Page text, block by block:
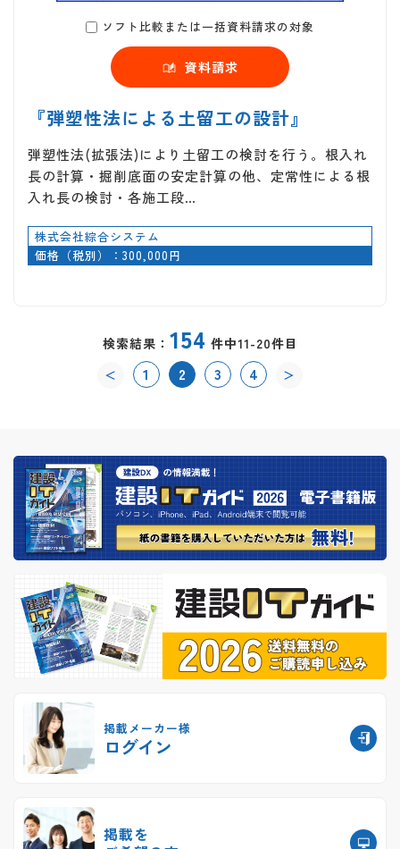
ソフト比較または一括資料請求の対象
資料請求
『弾塑性法による土留工の設計』
弾塑性法(拡張法)により土留工の検討を行う。根入れ
長の計算・掘削底面の安定計算の他、定常性による根
入れ長の検討・各施工段…
株式会社綜合システム
価格（税別）：300,000円
検索結果： 154 件中11-20件目
＜ 1 2 3 4 ＞
掲載メーカー様
ログイン
掲載を